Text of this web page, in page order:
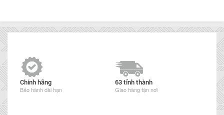
Chính hãng
Bảo hành dài hạn
63 tỉnh thành
Giao hàng tận nơi